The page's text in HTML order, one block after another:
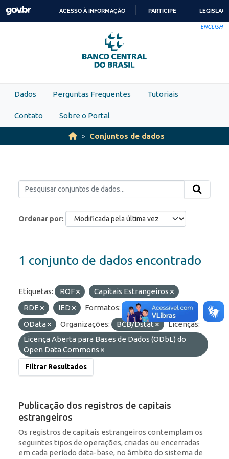
Skip to main content
PARA
O
CONTEÚDO
ACESSO À INFORMAÇÃO PARTICIPE
ENGLISH
Dados Perguntas Frequentes Tutoriais
Contato Sobre o Portal
Conjuntos de dados
Ordenar por
1 conjunto de dados encontrado
Etiquetas: ROF
Capitais Estrangeiros
RDE
IED Formatos: API
JSON
OData
Organizações: BCB/Dstat
Licenças:
Licença Aberta para Bases de Dados (ODbL) do
Open Data Commons
Filtrar Resultados
Publicação dos registros de capitais
estrangeiros
Os registros de capitais estrangeiros contemplam os
seguintes tipos de operações, criadas ou encerradas
em cada período data-base, no âmbito do sistema de